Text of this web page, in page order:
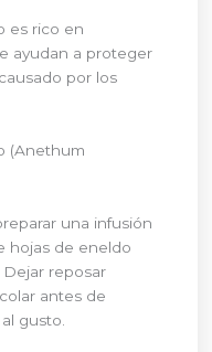
es rico en
ayudan a proteger
por los
(Anethum
una infusión
hojas de eneldo
reposar
antes de
gusto.